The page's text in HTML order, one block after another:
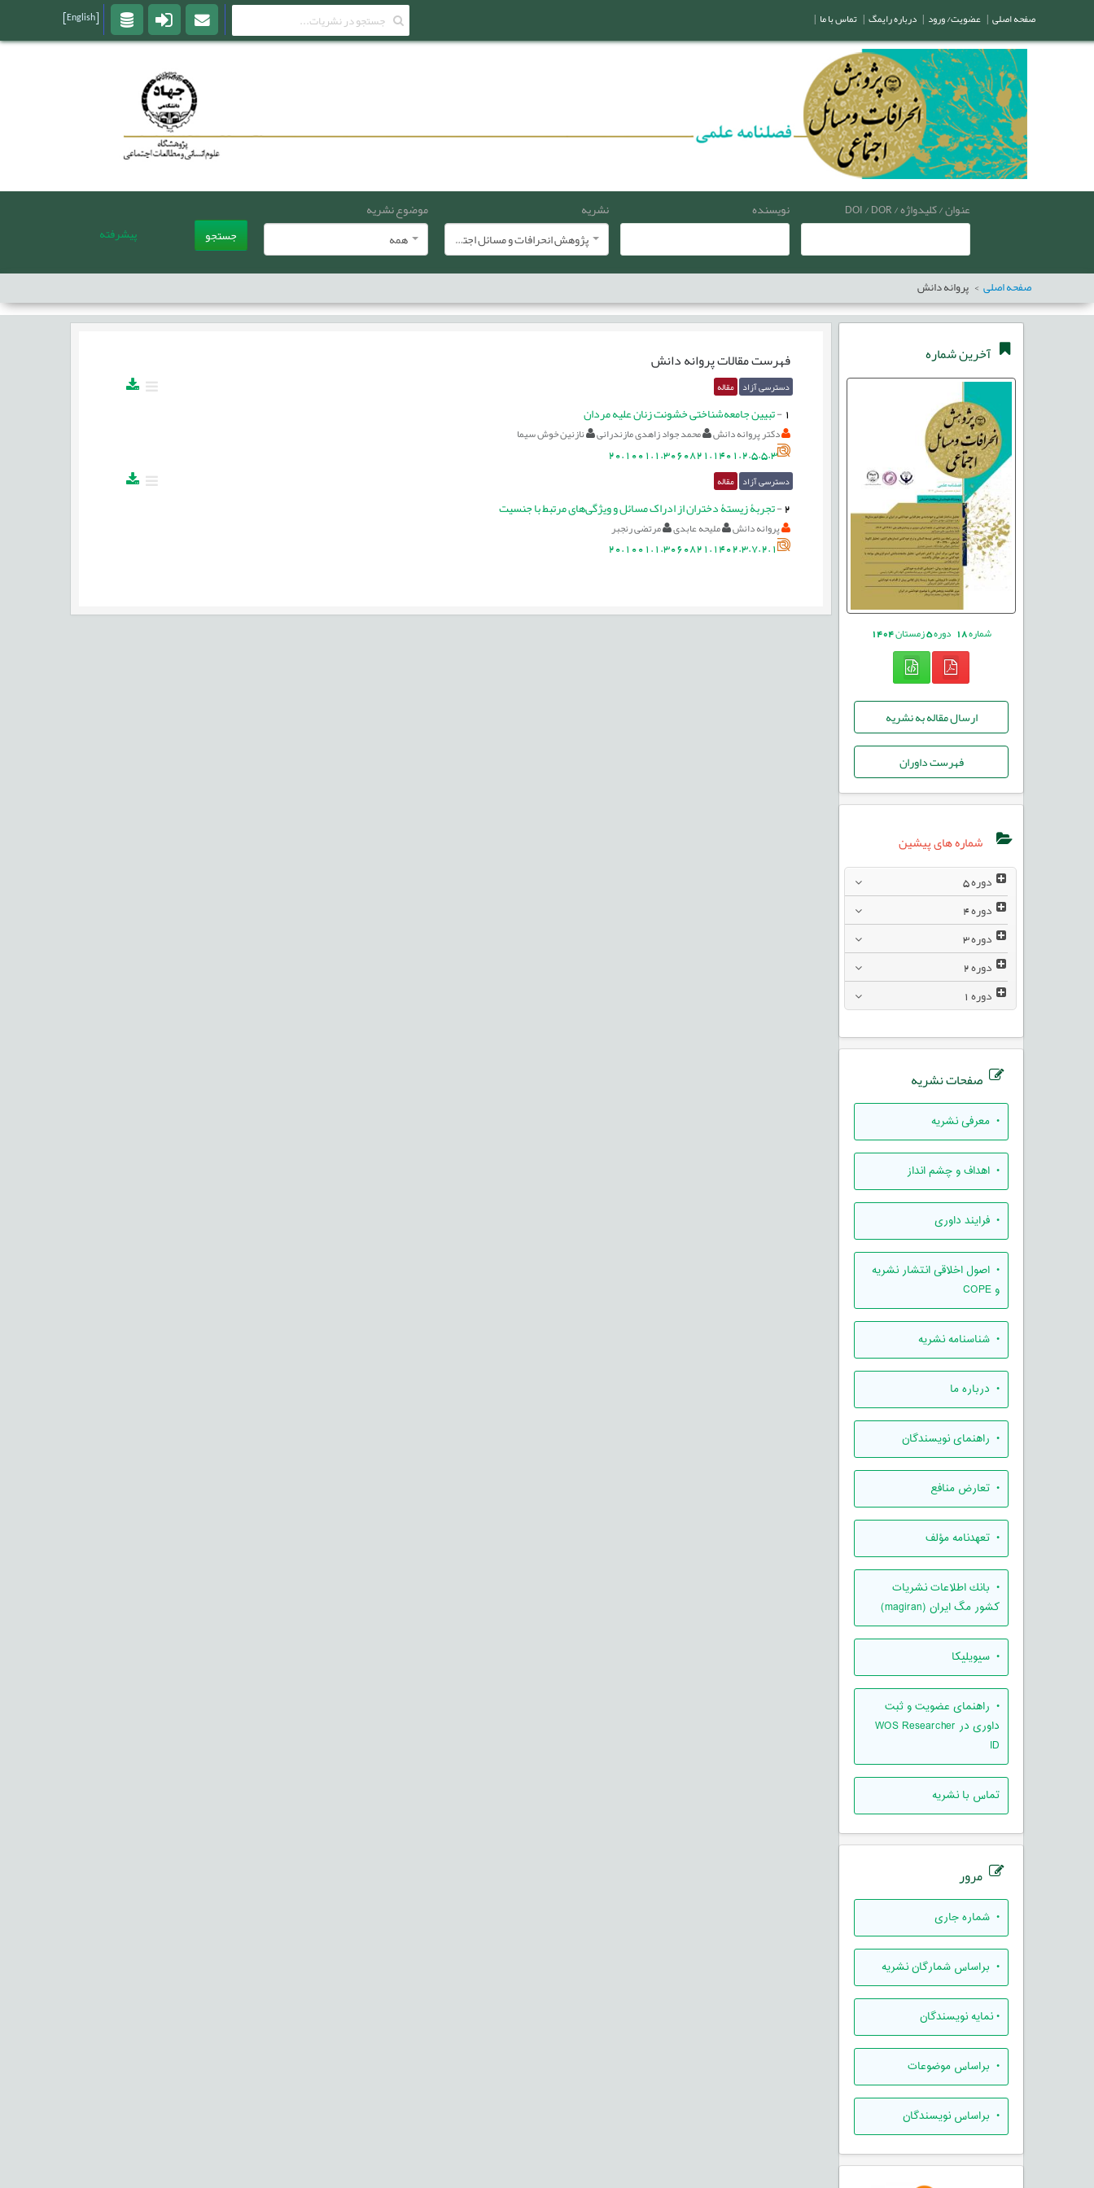
عنوان / کلیدواژه / DOI / DOR نویسنده
نشریه
پژوهش انحرافات و مسائل اجتماعی
موضوع نشریه
همه
جستجو پیشرفته
صفحه اصلی پروانه دانش
آخرین شماره
شماره18 دوره5زمستان1404
ارسال مقاله به نشریه
فهرست داوران
شماره های پیشین
دوره
دوره
دوره
دوره
دوره
صفحات نشریه
• معرفی نشریه
• اهداف و چشم انداز
• فرایند داوری
• اصول اخلاقی انتشار نشریه
و COPE
• شناسنامه نشریه
• درباره ما
• راهنمای نویسندگان
• تعارض منافع
• تعهدنامه مؤلف
• بانك اطلاعات نشريات
كشور مگ ايران (magiran)
• سیویلیکا
• راهنمای عضویت و ثبت
داوری در WOS Researcher
ID
تماس با نشریه
مرور
• شماره جاری
• براساس شمارگان نشریه
•نمایه نویسندگان
• براساس موضوعات
• براساس نویسندگان
فهرست مقالاتپروانه دانش
دسترسی آزاد مقاله
1
-تبیین جامعه‌شناختی خشونت زنان علیه مردان
دکتر پروانه دانش محمد جواد زاهدی مازندرانی نازنین خوش سیما
20.1001.1.3060821.1401.2.5.5.3
دسترسی آزاد مقاله
2
-تجربۀ زیستۀ دختران از ادراک مسائل و ویژگی‌های مرتبط با جنسیت
پروانه دانش ملیحه عابدی مرتضی رنجبر
20.1001.1.3060821.1402.3.7.2.1
صفحه اصلی | عضویت/ ورود | درباره رایمگ | تماس با ما |
[English]